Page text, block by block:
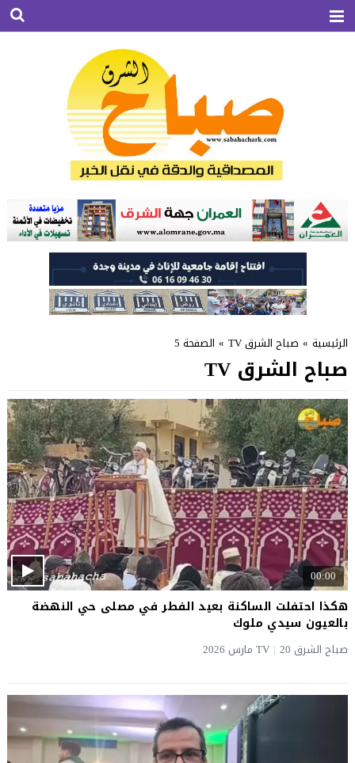
الرئيسية » صباح الشرق TV » الصفحة 5
صباح الشرق TV
00:00
هكذا احتفلت الساكنة بعيد الفطر في مصلى حي النهضة
بالعيون سيدي ملوك
صباح الشرق TV 20 مارس 2026